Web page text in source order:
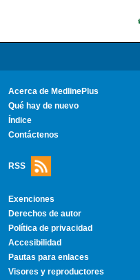
Acerca de MedlinePlus
Qué hay de nuevo
Índice
Contáctenos
RSS
Exenciones
Derechos de autor
Política de privacidad
Accesibilidad
Pautas para enlaces
Visores y reproductores